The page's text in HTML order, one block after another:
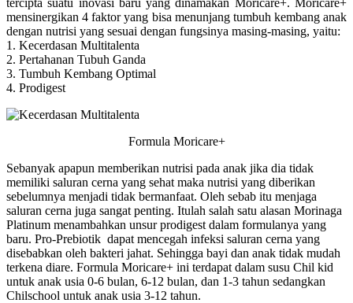
mensinergikan 4 faktor yang bisa menunjang tumbuh kembang anak
dengan nutrisi yang sesuai dengan fungsinya masing-masing, yaitu:
1. Kecerdasan Multitalenta
2. Pertahanan Tubuh Ganda
3. Tumbuh Kembang Optimal
4. Prodigest
Formula Moricare+
Sebanyak apapun memberikan nutrisi pada anak jika dia tidak
memiliki saluran cerna yang sehat maka nutrisi yang diberikan
sebelumnya menjadi tidak bermanfaat. Oleh sebab itu menjaga
saluran cerna juga sangat penting. Itulah salah satu alasan Morinaga
Platinum menambahkan unsur prodigest dalam formulanya yang
baru. Pro-Prebiotik dapat mencegah infeksi saluran cerna yang
disebabkan oleh bakteri jahat. Sehingga bayi dan anak tidak mudah
terkena diare. Formula Moricare+ ini terdapat dalam susu Chil kid
untuk anak usia 0-6 bulan, 6-12 bulan, dan 1-3 tahun sedangkan
Chilschool untuk anak usia 3-12 tahun.